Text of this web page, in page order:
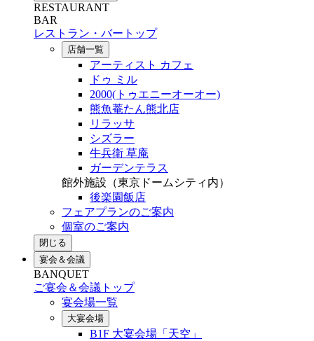
RESTAURANT
BAR
レストラン・バートップ
店舗一覧
アーティスト カフェ
ドゥ ミル
2000(トゥエニーオーオー)
熊魚菴たん熊北店
リラッサ
シズラー
牛兵衛 草庵
ガーデンテラス
館外施設（東京ドームシティ内）
後楽園飯店
フェアプランのご案内
個室のご案内
閉じる
宴会＆会議
BANQUET
ご宴会＆会議トップ
宴会場一覧
大宴会場
B1F 大宴会場「天空」